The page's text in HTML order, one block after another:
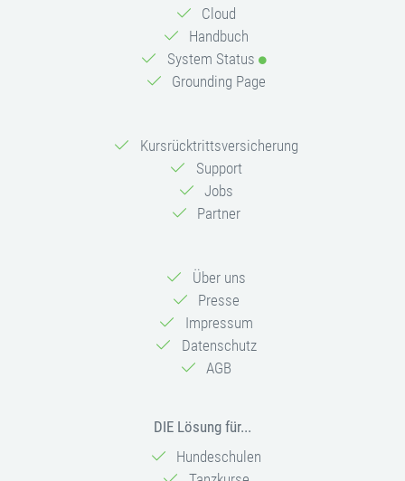
Cloud
Handbuch
System Status
Grounding Page
Kursrücktrittsversicherung
Support
Jobs
Partner
Über uns
Presse
Impressum
Datenschutz
AGB
DIE Lösung für...
Hundeschulen